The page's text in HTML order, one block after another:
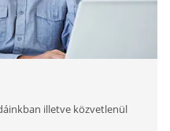
illetve közvetlenül